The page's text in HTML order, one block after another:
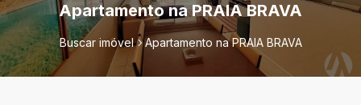
Apartamento na PRAIA BRAVA
Buscar imóvel Apartamento na PRAIA BRAVA